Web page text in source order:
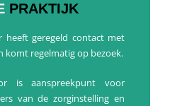
PRAKTIJK
heeft geregeld contact met
komt regelmatig op bezoek.
is aanspreekpunt voor
van de zorginstelling en